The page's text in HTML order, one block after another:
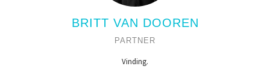
BRITT VAN DOOREN
PARTNER
Vinding.